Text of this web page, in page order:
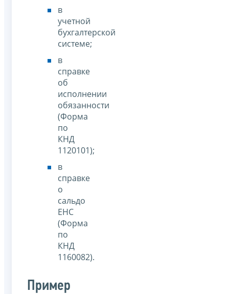
в
учетной
бухгалтерской
системе;
в
справке
об
исполнении
обязанности
(Форма
по
КНД
1120101);
в
справке
о
сальдо
ЕНС
(Форма
по
КНД
1160082).
Пример